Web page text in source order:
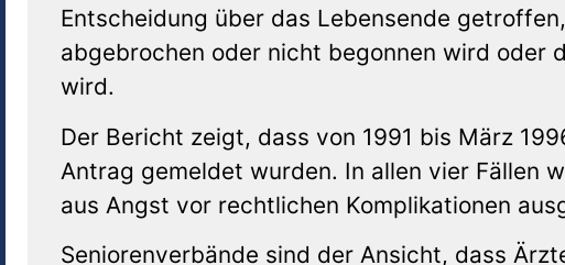
Entscheidung über das Lebensende
abgebrochen oder nicht begonnen wird oder
wird.
Der Bericht zeigt, dass von 1991 bis März
Antrag gemeldet wurden. In allen vier Fällen
aus Angst vor rechtlichen Komplikationen
Seniorenverbände sind der Ansicht, dass